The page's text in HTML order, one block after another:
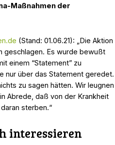
Maßnahmen der
(Stand: 01.06.21): „Die Aktion
geschlagen. Es wurde bewußt
einem “Statement” zu
nur über das Statement geredet.
zu sagen hätten. Wir leugnen
Abrede, daß von der Krankheit
sterben.“
interessieren